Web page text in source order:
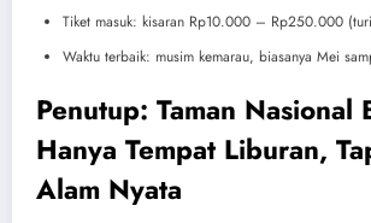
Tiket masuk: kisaran Rp10.000 – Rp250.000
Waktu terbaik: musim kemarau, biasanya Mei
Penutup: Taman Nasional
Hanya Tempat Liburan,
Alam Nyata